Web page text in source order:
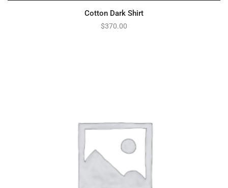
Cotton Dark Shirt
$370.00